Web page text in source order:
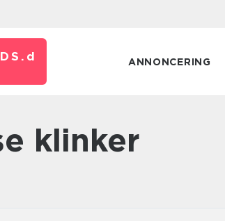
d ANNONCERING
klinker